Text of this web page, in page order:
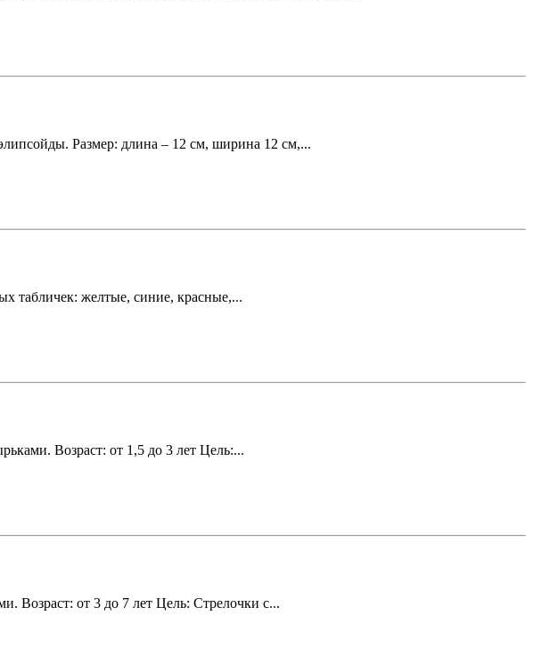
Размер: длина – 12 см, ширина 12 см,...
табличек: желтые, синие, красные,...
Возраст: от 1,5 до 3 лет Цель:...
Возраст: от 3 до 7 лет Цель: Стрелочки с...